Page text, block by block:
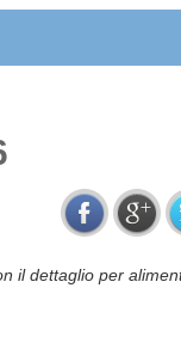
il dettaglio per